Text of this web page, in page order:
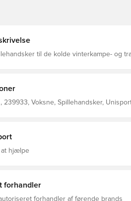
til de kolde vinterkampe- og
logo på
239933, Voksne, Spillehandsker,
at hjælpe
forhandler
forhandler af førende brands